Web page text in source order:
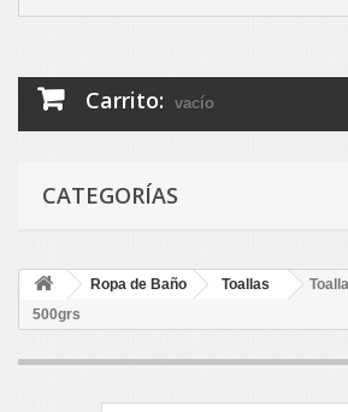
Carrito: vacío
CATEGORÍAS
Ropa de Baño Toallas
500grs